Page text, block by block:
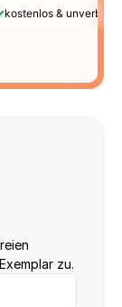
kostenlos &
zu.